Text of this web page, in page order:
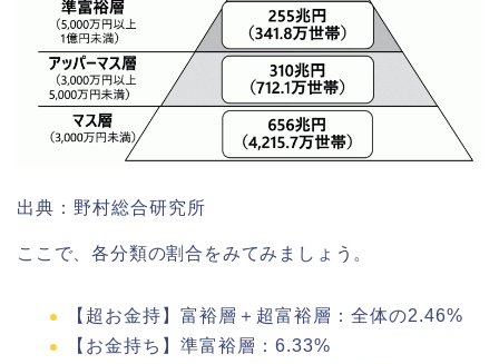
出典：野村総合研究所
ここで、各分類の割合をみてみましょう。
【超お金持】富裕層＋超富裕層：全体の2.46%
【お金持ち】準富裕層：6.33%